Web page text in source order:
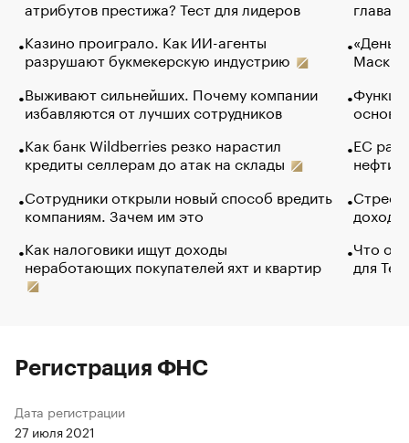
атрибутов престижа? Тест для лидеров
Казино проиграло. Как ИИ-агенты
разрушают букмекерскую индустрию
Выживают сильнейших. Почему компании
избавляются от лучших сотрудников
Как банк Wildberries резко нарастил
кредиты селлерам до атак на склады
Сотрудники открыли новый способ вредить
компаниям. Зачем им это
Как налоговики ищут доходы
неработающих покупателей яхт и квартир
глава
Маск в
основ
ЕС
нефти
Что
для
Регистрация ФНС
Дата регистрации
27 июля 2021